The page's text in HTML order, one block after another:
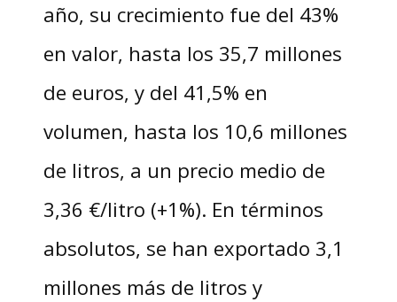
año, su crecimiento fue del 43%
en valor, hasta los 35,7 millones
de euros, y del 41,5% en
volumen, hasta los 10,6 millones
de litros, a un precio medio de
3,36 €/litro (+1%). En términos
absolutos, se han exportado 3,1
millones más de litros y